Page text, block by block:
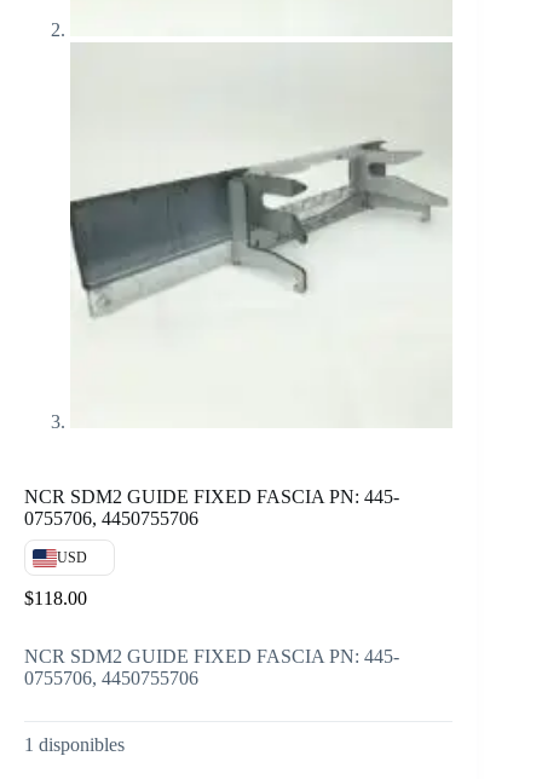
NCR SDM2 GUIDE FIXED FASCIA PN: 445-
0755706, 4450755706
USD
$118.00
NCR SDM2 GUIDE FIXED FASCIA PN: 445-
0755706, 4450755706
1 disponibles